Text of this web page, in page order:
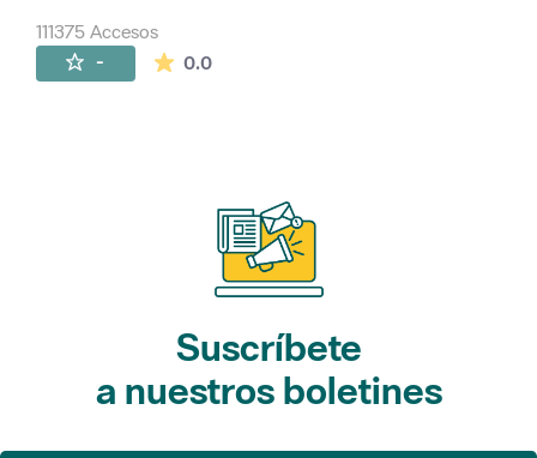
111375 Accesos
- 0.0La valoración media es de 0 estrellas de
Suscríbete
a nuestros boletines